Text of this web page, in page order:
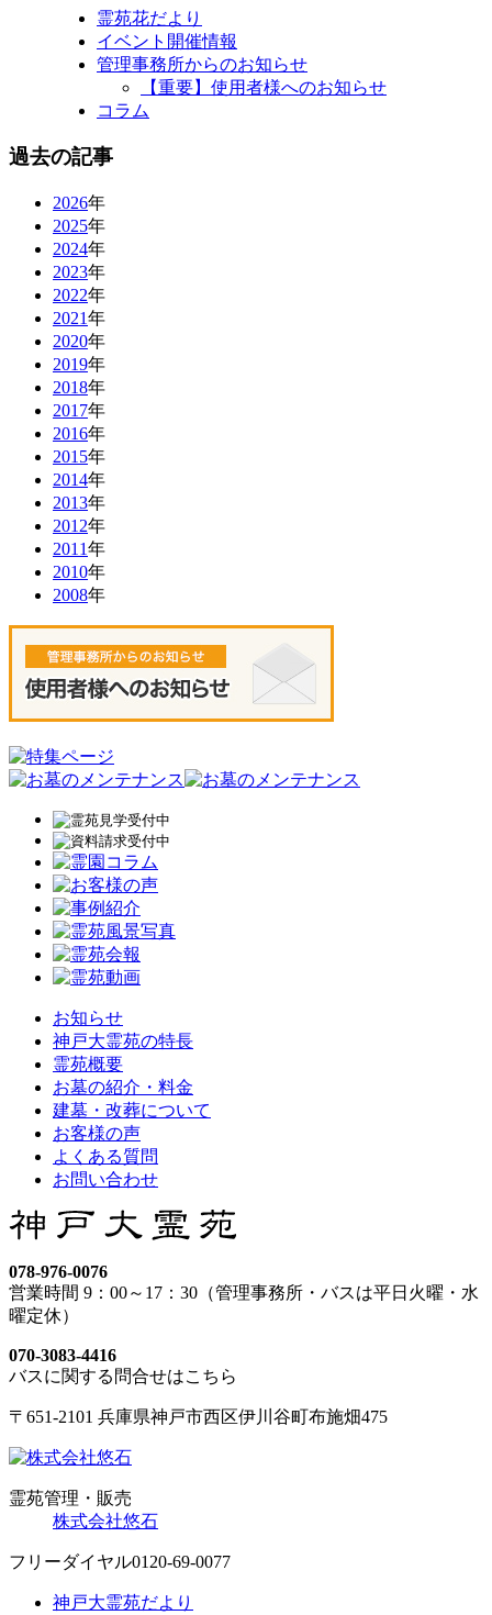
霊苑花だより
イベント開催情報
管理事務所からのお知らせ
【重要】使用者様へのお知らせ
コラム
過去の記事
2026年
2025年
2024年
2023年
2022年
2021年
2020年
2019年
2018年
2017年
2016年
2015年
2014年
2013年
2012年
2011年
2010年
2008年
お知らせ
神戸大霊苑の特長
霊苑概要
お墓の紹介・料金
建墓・改葬について
お客様の声
よくある質問
お問い合わせ
078-976-0076
営業時間 9：00～17：30（管理事務所・バスは平日火曜・水
曜定休）
070-3083-4416
バスに関する問合せはこちら
〒651-2101 兵庫県神戸市西区伊川谷町布施畑475
霊苑管理・販売
株式会社悠石
フリーダイヤル0120-69-0077
神戸大霊苑だより